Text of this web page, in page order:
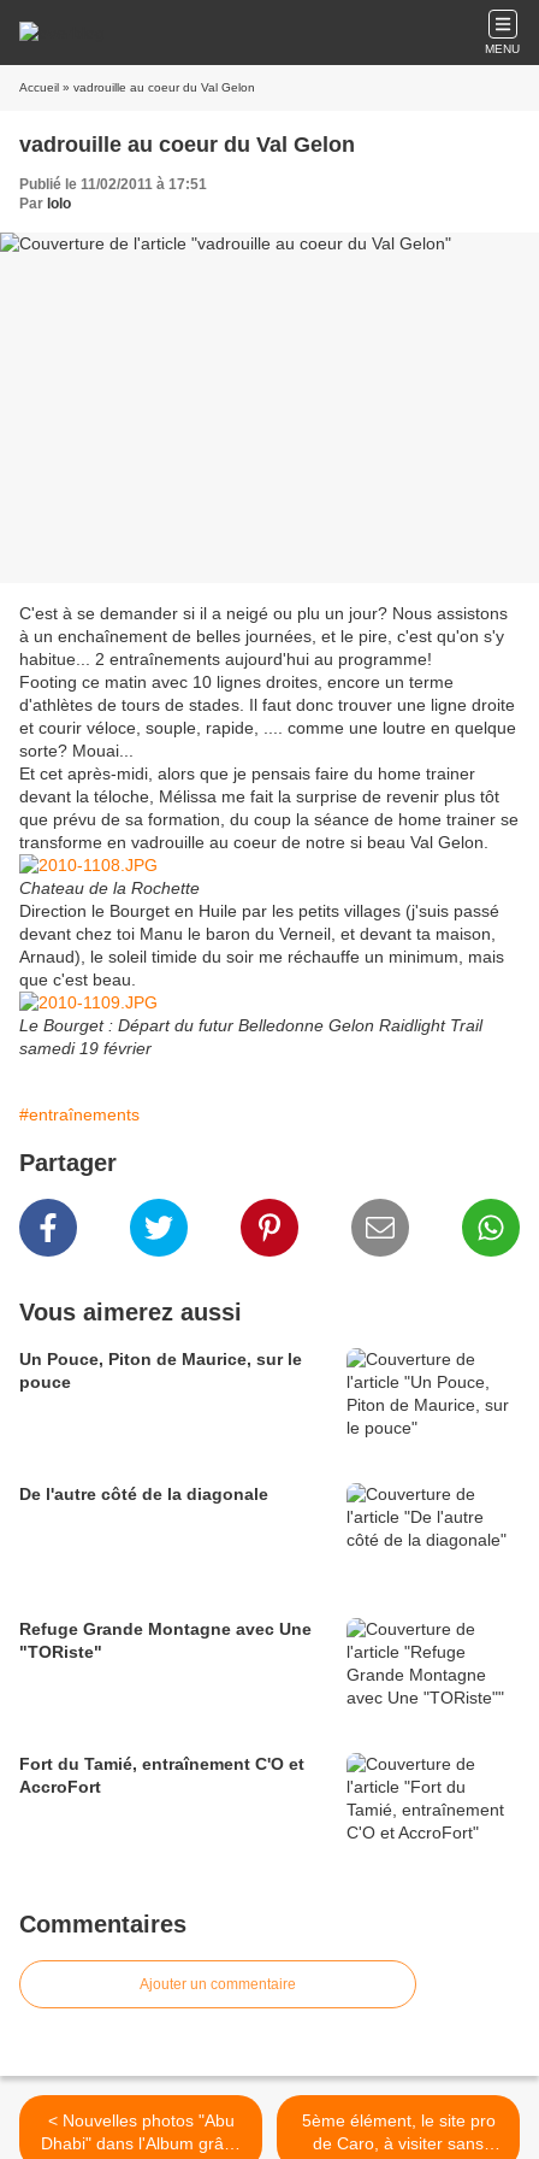
MENU
Accueil » vadrouille au coeur du Val Gelon
vadrouille au coeur du Val Gelon
Publié le 11/02/2011 à 17:51
Par lolo
C'est à se demander si il a neigé ou plu un jour? Nous assistons
à un enchaînement de belles journées, et le pire, c'est qu'on s'y
habitue... 2 entraînements aujourd'hui au programme!
Footing ce matin avec 10 lignes droites, encore un terme
d'athlètes de tours de stades. Il faut donc trouver une ligne droite
et courir véloce, souple, rapide, .... comme une loutre en quelque
sorte? Mouai...
Et cet après-midi, alors que je pensais faire du home trainer
devant la téloche, Mélissa me fait la surprise de revenir plus tôt
que prévu de sa formation, du coup la séance de home trainer se
transforme en vadrouille au coeur de notre si beau Val Gelon.
Chateau de la Rochette
Direction le Bourget en Huile par les petits villages (j'suis passé
devant chez toi Manu le baron du Verneil, et devant ta maison,
Arnaud), le soleil timide du soir me réchauffe un minimum, mais
que c'est beau.
Le Bourget : Départ du futur Belledonne Gelon Raidlight Trail
samedi 19 février
#entraînements
Partager
Vous aimerez aussi
Un Pouce, Piton de Maurice, sur le
pouce
De l'autre côté de la diagonale
Refuge Grande Montagne avec Une
"TORiste"
Fort du Tamié, entraînement C'O et
AccroFort
Commentaires
Ajouter un commentaire
< Nouvelles photos "Abu
Dhabi" dans l'Album grâce
5ème élément, le site pro
de Caro, à visiter sans